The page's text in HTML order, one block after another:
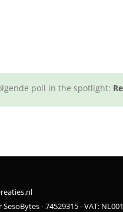
poll in the spotlight:
- 74529315 - VAT: